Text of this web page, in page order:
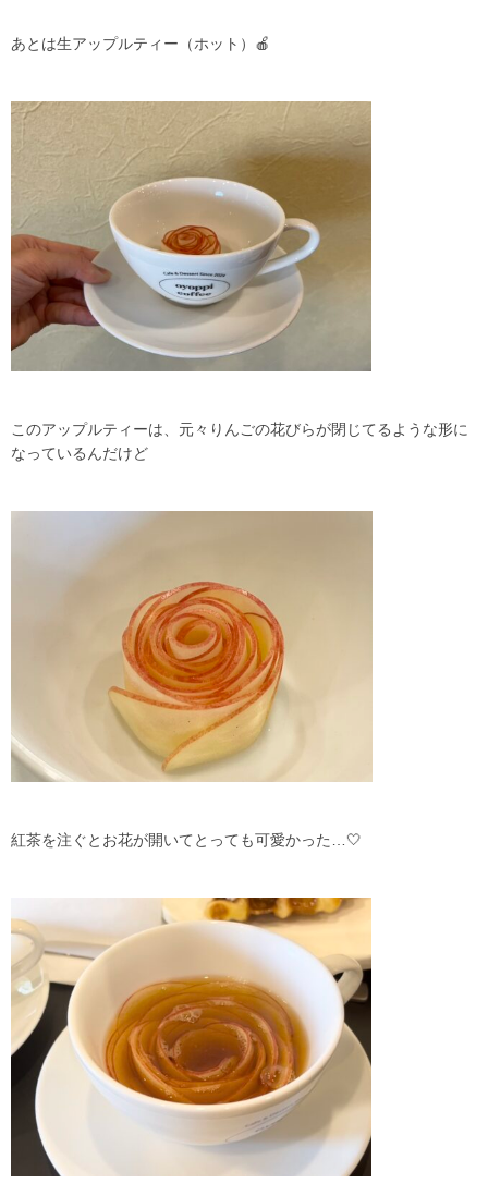
あとは生アップルティー（ホット）🍎
このアップルティーは、元々りんごの花びらが閉じてるような形に
なっているんだけど
紅茶を注ぐとお花が開いてとっても可愛かった…🤍